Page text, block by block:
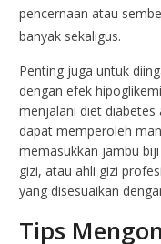
pencernaan atau
banyak sekaligus.
Penting juga untuk
dengan efek
menjalani diet
dapat memperoleh
memasukkan jambu
gizi, atau ahli gizi
yang disesuaikan
Tips